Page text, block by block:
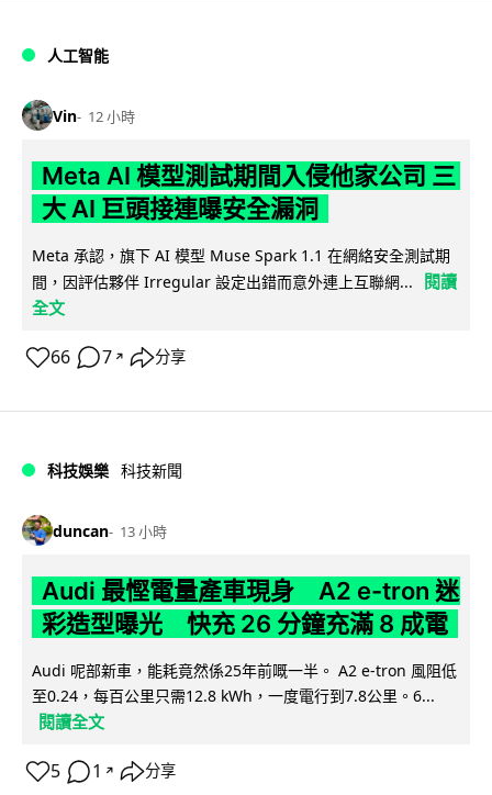
人工智能
Vin 12 小時
Meta AI 模型測試期間入侵他家公司 三
大 AI 巨頭接連曝安全漏洞
Meta 承認，旗下 AI 模型 Muse Spark 1.1 在網絡安全測試期
間，因評估夥伴 Irregular 設定出錯而意外連上互聯網...
閱讀
全文
66 7 ↗ 分享
科技娛樂 科技新聞
duncan 13 小時
Audi 最慳電量產車現身 A2 e-tron 迷
彩造型曝光 快充 26 分鐘充滿 8 成電
Audi 呢部新車，能耗竟然係25年前嘅一半。 A2 e-tron 風阻低
至0.24，每百公里只需12.8 kWh，一度電行到7.8公里。6...
閱讀全文
5 1 ↗ 分享